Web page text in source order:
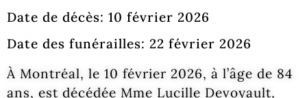
Date de décès: 10 février 2026
Date des funérailles: 22 février 2026
À Montréal, le 10 février 2026, à l’âge de 84
ans, est décédée Mme Lucille Devoyault,